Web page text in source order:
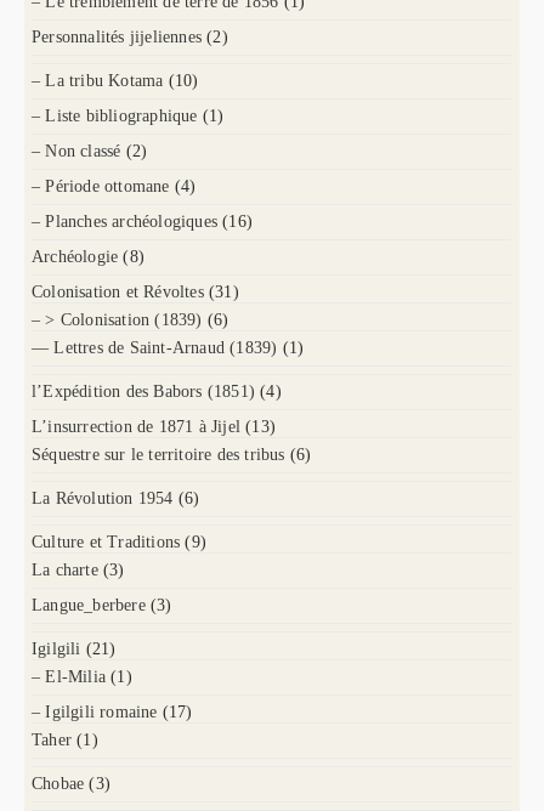
Personnalités jijeliennes (2)
– La tribu Kotama (10)
– Liste bibliographique (1)
– Non classé (2)
– Période ottomane (4)
– Planches archéologiques (16)
Archéologie (8)
Colonisation et Révoltes (31)
– > Colonisation (1839) (6)
— Lettres de Saint-Arnaud (1839) (1)
l’Expédition des Babors (1851) (4)
L’insurrection de 1871 à Jijel (13)
Séquestre sur le territoire des tribus (6)
La Révolution 1954 (6)
Culture et Traditions (9)
La charte (3)
Langue_berbere (3)
Igilgili (21)
– El-Milia (1)
– Igilgili romaine (17)
Taher (1)
Chobae (3)